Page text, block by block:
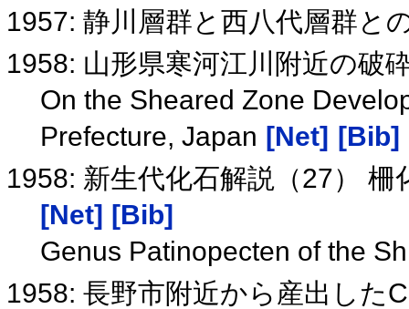
1957: 静川層群と西八代層群と
1958: 山形県寒河江川附近の破
On the Sheared Zone
Prefecture, Japan [Net] [Bib]
1958: 新生代化石解説（27）
[Net] [Bib]
Genus Patinopecten of the
1958: 長野市附近から産出した